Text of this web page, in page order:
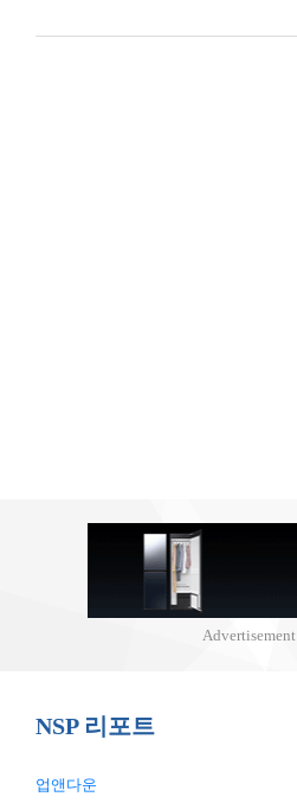
Advertisement
NSP 리포트
업앤다운